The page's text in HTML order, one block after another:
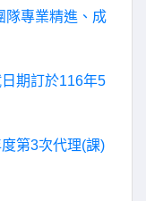
隊專業精進、成
期訂於116年5
第3次代理(課)